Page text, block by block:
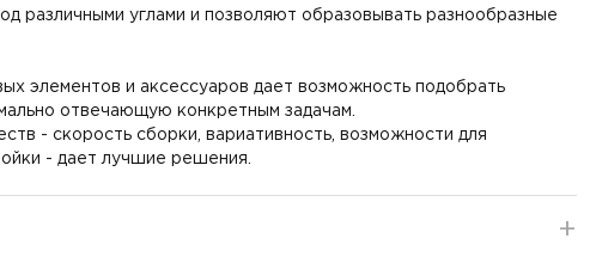
различными углами и позволяют образовывать разнообразные
элементов и аксессуаров дает возможность подобрать
отвечающую конкретным задачам.
- скорость сборки, вариативность, возможности для
- дает лучшие решения.